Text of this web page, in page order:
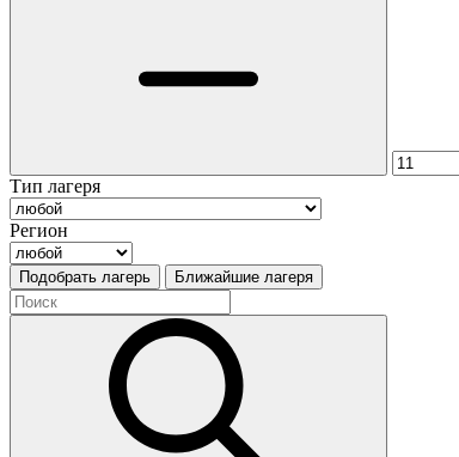
Тип лагеря
Регион
Подобрать лагерь Ближайшие лагеря